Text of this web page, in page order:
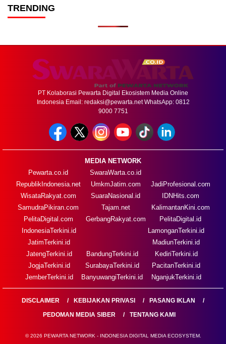
TRENDING
PT Kolaborasi Pewarta Digital Ekosistem Media Online
Indonesia Email: redaksi@pewarta.netWhatsApp: 0812
9000 7751
MEDIA NETWORK
Pewarta.co.id
RepublikIndonesia.net
WisataRakyat.com
SamudraPikiran.com
PelitaDigital.com
SwaraWarta.co.id
UmkmJatim.com
SuaraNasional.id
Tajam.net
GerbangRakyat.com
JadiProfesional.com
IDNHits.com
KalimantanKini.com
PelitaDigital.id
IndonesiaTerkini.id
JatimTerkini.id
JatengTerkini.id
JogjaTerkini.id
JemberTerkini.id
BandungTerkini.id
SurabayaTerkini.id
BanyuwangiTerkini.id
LamonganTerkini.id
MadiunTerkini.id
KediriTerkini.id
PacitanTerkini.id
NganjukTerkini.id
DISCLAIMER KEBIJAKAN PRIVASI
PASANG IKLAN
PEDOMAN MEDIA SIBER
TENTANG KAMI
© 2026 PEWARTA NETWORK - INDONESIA DIGITAL MEDIA ECOSYSTEM.